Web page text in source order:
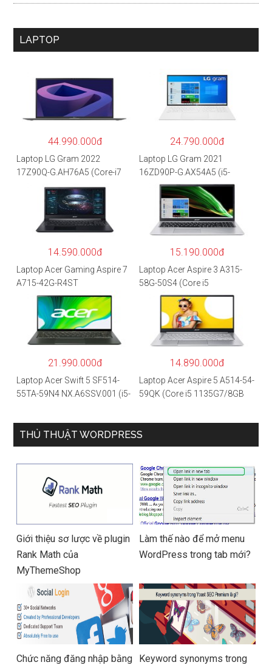
LAPTOP
44.990.000đ
Laptop LG Gram 2022
17Z90Q-G.AH76A5 (Core-i7
1260P/16GB/512GB/17″
WQXGA/Win 11/Xám)
24.790.000đ
Laptop LG Gram 2021
16ZD90P-G.AX54A5 (i5-
1135G7/8GB RAM/512GB
SSD/16″WQXGA/Dos/Trắng)
14.590.000đ
Laptop Acer Gaming Aspire 7
A715-42G-R4ST
NH.QAYSV.004 (R5
5500U/8GB RAM/256GB
SSD/15.6″FHD IPS/GTX1650
4GB/Win10) – Hàng chính
15.190.000đ
Laptop Acer Aspire 3 A315-
58G-50S4 (Core i5
1135G7/8GB
RAM/512GB/15.6″FHD/MX35
0 2GB/Win 10/Bạc)
21.990.000đ
Laptop Acer Swift 5 SF514-
55TA-59N4 NX.A6SSV.001 (i5-
anh) – Hàng chính hãng
14.890.000đ
Laptop Acer Aspire 5 A514-54-
59QK (Core i5 1135G7/8GB
THỦ THUẬT WORDPRESS
Giới thiệu sơ lược về plugin
Rank Math của
MyThemeShop
Làm thế nào để mở menu
WordPress trong tab mới?
Chức năng đăng nhập bằng
Keyword synonyms trong